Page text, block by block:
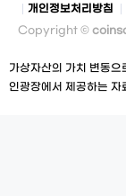
개인정보처리방침
Copyright ©
가상자산의 가치 변동으
인광장에서 제공하는 자